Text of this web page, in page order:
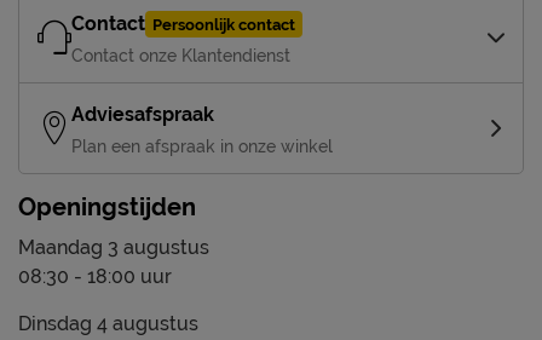
Contact Persoonlijk contact
Contact onze Klantendienst
Adviesafspraak
Plan een afspraak in onze winkel
Openingstijden
Maandag 3 augustus
08:30 - 18:00 uur
Dinsdag 4 augustus